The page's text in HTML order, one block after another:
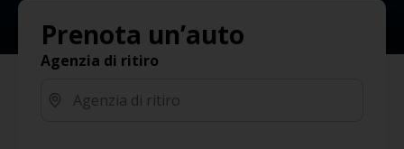
Prenota un’auto
Agenzia di ritiro